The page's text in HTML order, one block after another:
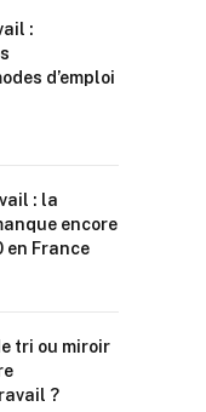
:
d’emploi
: la
encore
en France
tri ou miroir
?